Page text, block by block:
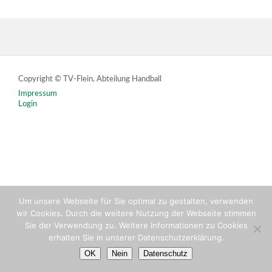
Copyright © TV-Flein, Abteilung Handball
Impressum
Login
Um unsere Webseite für Sie optimal zu gestalten, verwenden
wir Cookies. Durch die weitere Nutzung der Webseite stimmen
Sie der Verwendung zu. Weitere Informationen zu Cookies
erhalten Sie in unserer Datenschutzerklärung.
OK Nein Datenschutz